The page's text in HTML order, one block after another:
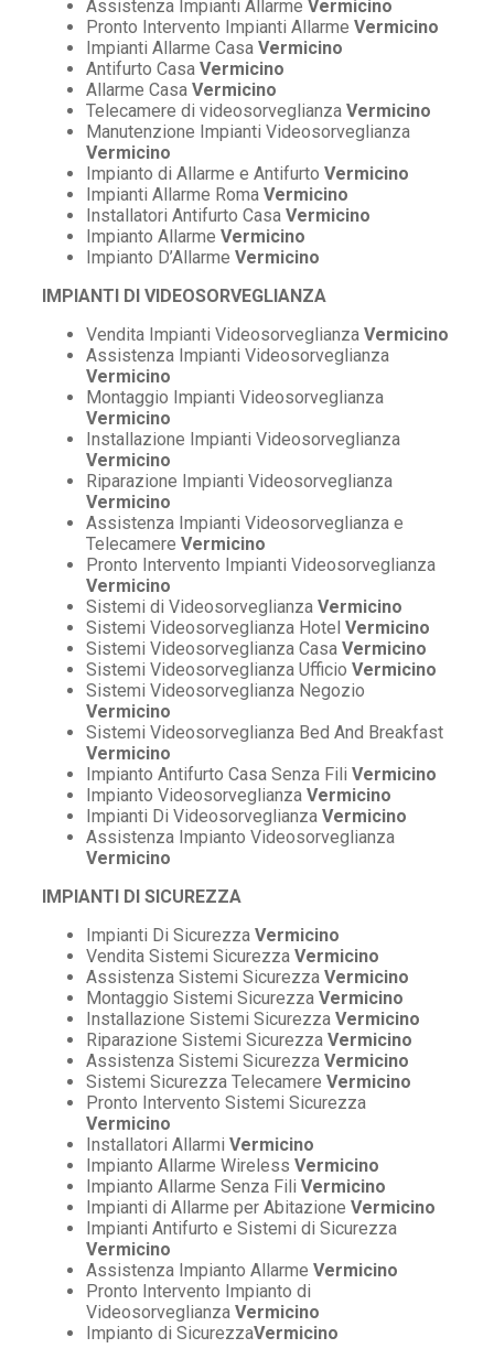
Assistenza Impianti Allarme Vermicino
Pronto Intervento Impianti Allarme Vermicino
Impianti Allarme Casa Vermicino
Antifurto Casa Vermicino
Allarme Casa Vermicino
Telecamere di videosorveglianza Vermicino
Manutenzione Impianti Videosorveglianza
Vermicino
Impianto di Allarme e Antifurto Vermicino
Impianti Allarme Roma Vermicino
Installatori Antifurto Casa Vermicino
Impianto Allarme Vermicino
Impianto D’Allarme Vermicino
IMPIANTI DI VIDEOSORVEGLIANZA
Vendita Impianti Videosorveglianza Vermicino
Assistenza Impianti Videosorveglianza
Vermicino
Montaggio Impianti Videosorveglianza
Vermicino
Installazione Impianti Videosorveglianza
Vermicino
Riparazione Impianti Videosorveglianza
Vermicino
Assistenza Impianti Videosorveglianza e
Telecamere Vermicino
Pronto Intervento Impianti Videosorveglianza
Vermicino
Sistemi di Videosorveglianza Vermicino
Sistemi Videosorveglianza Hotel Vermicino
Sistemi Videosorveglianza Casa Vermicino
Sistemi Videosorveglianza Ufficio Vermicino
Sistemi Videosorveglianza Negozio
Vermicino
Sistemi Videosorveglianza Bed And Breakfast
Vermicino
Impianto Antifurto Casa Senza Fili Vermicino
Impianto Videosorveglianza Vermicino
Impianti Di Videosorveglianza Vermicino
Assistenza Impianto Videosorveglianza
Vermicino
IMPIANTI DI SICUREZZA
Impianti Di Sicurezza Vermicino
Vendita Sistemi Sicurezza Vermicino
Assistenza Sistemi Sicurezza Vermicino
Montaggio Sistemi Sicurezza Vermicino
Installazione Sistemi Sicurezza Vermicino
Riparazione Sistemi Sicurezza Vermicino
Assistenza Sistemi Sicurezza Vermicino
Sistemi Sicurezza Telecamere Vermicino
Pronto Intervento Sistemi Sicurezza
Vermicino
Installatori Allarmi Vermicino
Impianto Allarme Wireless Vermicino
Impianto Allarme Senza Fili Vermicino
Impianti di Allarme per Abitazione Vermicino
Impianti Antifurto e Sistemi di Sicurezza
Vermicino
Assistenza Impianto Allarme Vermicino
Pronto Intervento Impianto di
Videosorveglianza Vermicino
Impianto di SicurezzaVermicino